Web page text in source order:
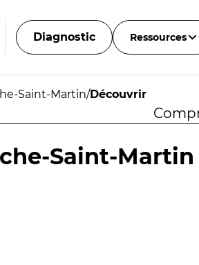
Diagnostic Ressources
Saint-Martin/Découvrir
Saint-Martin